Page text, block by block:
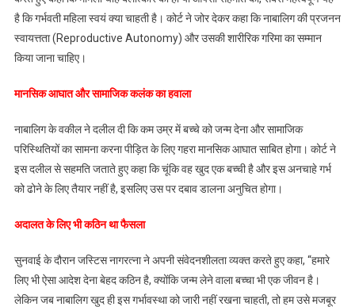
जा
सकता,
की
अहम
है कि गर्भवती महिला स्वयं क्या चाहती है। कोर्ट ने जोर देकर कहा कि नाबालिग की प्रजनन
स्वायत्तता (Reproductive Autonomy) और उसकी शारीरिक गरिमा का सम्मान
किया जाना चाहिए।
मानसिक आघात और सामाजिक कलंक का हवाला
नाबालिग के वकील ने दलील दी कि कम उम्र में बच्चे को जन्म देना और सामाजिक
परिस्थितियों का सामना करना पीड़ित के लिए गहरा मानसिक आघात साबित होगा। कोर्ट ने
इस दलील से सहमति जताते हुए कहा कि चूंकि वह खुद एक बच्ची है और इस अनचाहे गर्भ
को ढोने के लिए तैयार नहीं है, इसलिए उस पर दबाव डालना अनुचित होगा।
अदालत के लिए भी कठिन था फैसला
सुनवाई के दौरान जस्टिस नागरत्ना ने अपनी संवेदनशीलता व्यक्त करते हुए कहा, “हमारे
लिए भी ऐसा आदेश देना बेहद कठिन है, क्योंकि जन्म लेने वाला बच्चा भी एक जीवन है।
लेकिन जब नाबालिग खुद ही इस गर्भावस्था को जारी नहीं रखना चाहती, तो हम उसे मजबूर